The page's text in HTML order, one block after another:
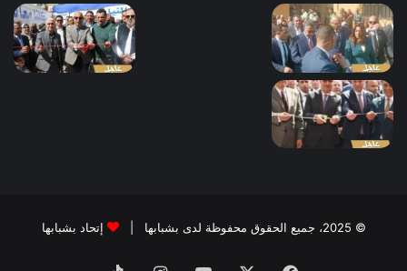
© 2025، جميع الحقوق محفوظة لدى بشبابها | إتحاد بشبابها